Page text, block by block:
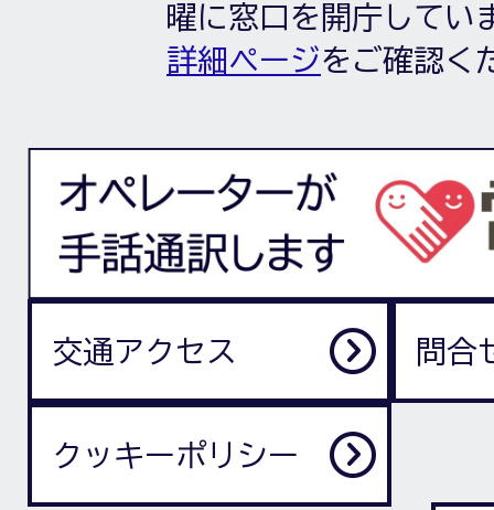
曜に窓口を開庁してい
詳細ページをご確認く
交通アクセス 問合
クッキーポリシー